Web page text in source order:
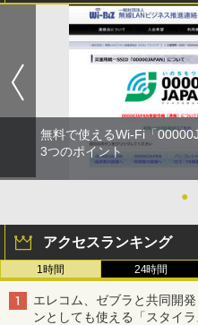
無料で使えるWi-Fi「
3つのポイント
●
アクセスランキング
1時間 24時間
エレコム、ゼブラと共同開
ンとしても使える「スタイ